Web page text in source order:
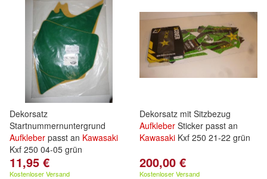
Dekorsatz
Startnummernuntergrund
Aufkleber passt an Kawasaki
Kxf 250 04-05 grün
11,95 €
Kostenloser Versand
Dekorsatz mit Sitzbezug
Aufkleber Sticker passt an
Kawasaki Kxf 250 21-22 grün
200,00 €
Kostenloser Versand